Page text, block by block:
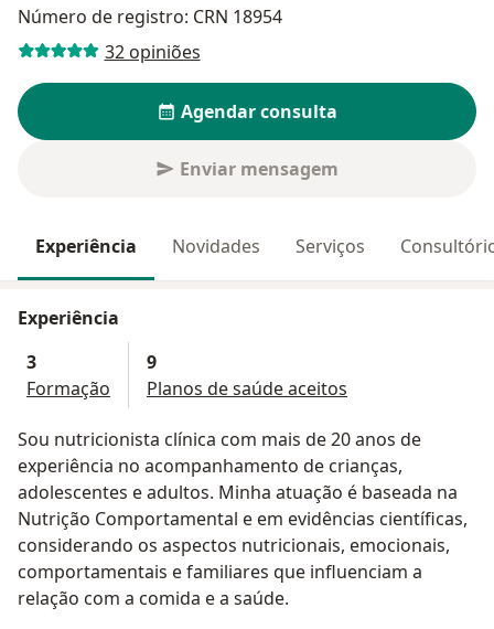
Número de registro: CRN 18954
32 opiniões
Agendar consulta
Enviar mensagem
Experiência Novidades Serviços
Experiência
3
Formação
9
Planos de saúde aceitos
Sou nutricionista clínica com mais de 20 anos de
experiência no acompanhamento de crianças,
adolescentes e adultos. Minha atuação é baseada na
Nutrição Comportamental e em evidências científicas,
considerando os aspectos nutricionais, emocionais,
comportamentais e familiares que influenciam a
relação com a comida e a saúde.